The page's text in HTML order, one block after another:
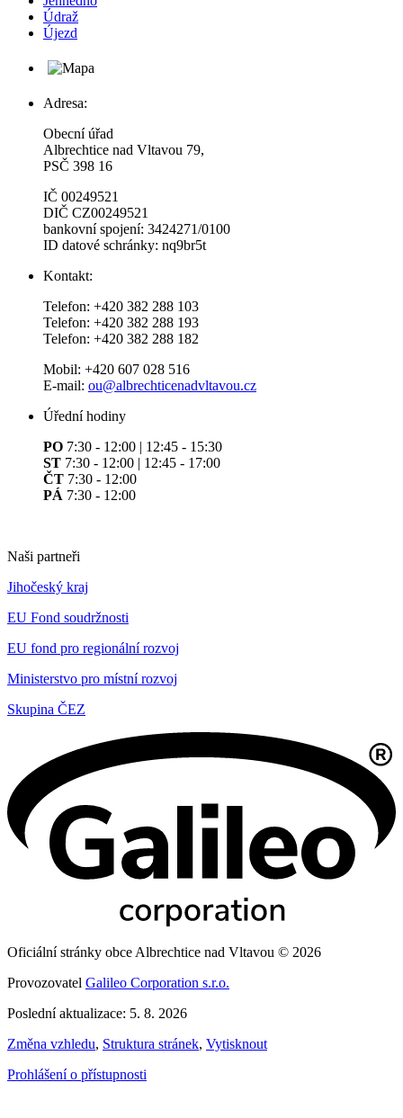
Údraž
Újezd
Adresa:
Obecní úřad
Albrechtice nad Vltavou 79,
PSČ 398 16
IČ 00249521
DIČ CZ00249521
bankovní spojení: 3424271/0100
ID datové schránky: nq9br5t
Kontakt:
Telefon: +420 382 288 103
Telefon: +420 382 288 193
Telefon: +420 382 288 182
Mobil: +420 607 028 516
E-mail: ou@albrechticenadvltavou.cz
Úřední hodiny
PO 7:30 - 12:00 | 12:45 - 15:30
ST 7:30 - 12:00 | 12:45 - 17:00
ČT 7:30 - 12:00
PÁ 7:30 - 12:00
Naši partneři
Jihočeský kraj
EU Fond soudržnosti
EU fond pro regionální rozvoj
Ministerstvo pro místní rozvoj
Skupina ČEZ
Oficiální stránky obce Albrechtice nad Vltavou © 2026
Provozovatel Galileo Corporation s.r.o.
Poslední aktualizace: 5. 8. 2026
Změna vzhledu, Struktura stránek, Vytisknout
Prohlášení o přístupnosti